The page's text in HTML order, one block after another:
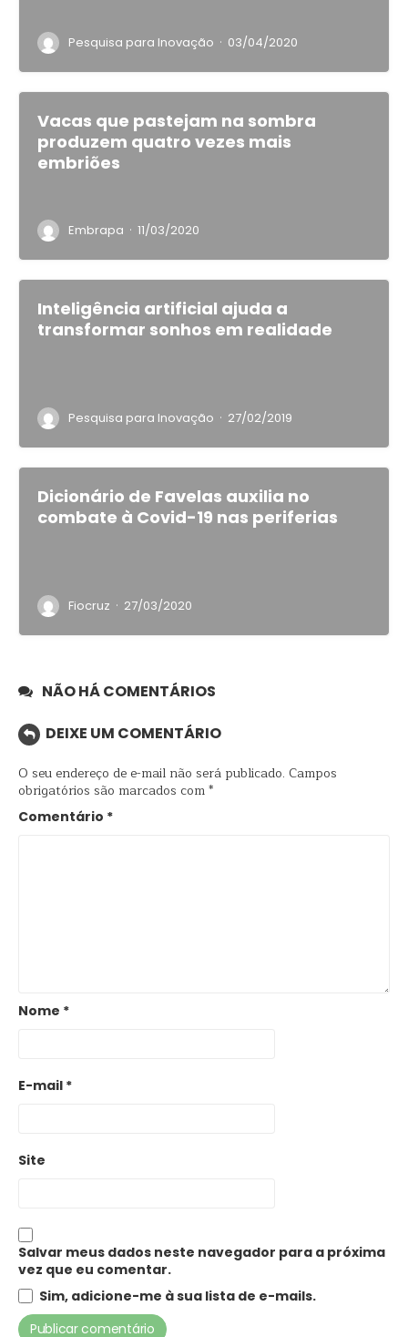
Pesquisa para Inovação · 03/04/2020
Vacas que pastejam na sombra
produzem quatro vezes mais
embriões
Embrapa · 11/03/2020
Inteligência artificial ajuda a
transformar sonhos em realidade
Pesquisa para Inovação · 27/02/2019
Dicionário de Favelas auxilia no
combate à Covid-19 nas periferias
Fiocruz · 27/03/2020
NÃO HÁ COMENTÁRIOS
DEIXE UM COMENTÁRIO
O seu endereço de e-mail não será publicado. Campos
obrigatórios são marcados com*
Comentário *
Nome *
E-mail *
Site
Salvar meus dados neste navegador para a próxima
vez que eu comentar.
Sim, adicione-me à sua lista de e-mails.